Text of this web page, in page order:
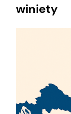
winiety